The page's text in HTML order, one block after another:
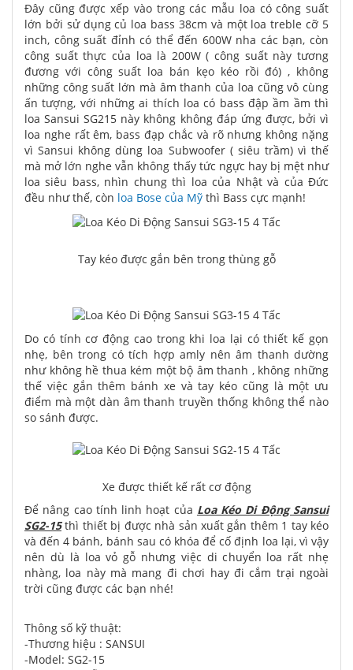
Đây cũng được xếp vào trong các mẫu loa có công suất
lớn bởi sử dụng củ loa bass 38cm và một loa treble cỡ 5
inch, công suất đỉnh có thể đến 600W nha các bạn, còn
công suất thực của loa là 200W ( công suất này tương
đương với công suất loa bán kẹo kéo rồi đó) , không
những công suất lớn mà âm thanh của loa cũng vô cùng
ấn tượng, với những ai thích loa có bass đập ầm ầm thì
loa Sansui SG215 này không không đáp ứng được, bởi vì
loa nghe rất êm, bass đạp chắc và rõ nhưng không nặng
vì Sansui không dùng loa Subwoofer ( siêu trầm) vì thế
mà mở lớn nghe vẫn không thấy tức ngực hay bị mệt như
loa siêu bass, nhìn chung thì loa của Nhật và của Đức
đều như thế, còn loa Bose của Mỹ thì Bass cực mạnh!
Tay kéo được gắn bên trong thùng gỗ
Do có tính cơ động cao trong khi loa lại có thiết kế gọn
nhẹ, bên trong có tích hợp amly nên âm thanh dường
như không hề thua kém một bộ âm thanh , không những
thế việc gắn thêm bánh xe và tay kéo cũng là một ưu
điểm mà một dàn âm thanh truyền thống không thể nào
so sánh được.
Xe được thiết kế rất cơ động
Để nâng cao tính linh hoạt của Loa Kéo Di Động Sansui
SG2-15thì thiết bị được nhà sản xuất gắn thêm 1 tay kéo
và đến 4 bánh, bánh sau có khóa để cố định loa lại, vì vậy
nên dù là loa vỏ gỗ nhưng việc di chuyển loa rất nhẹ
nhàng, loa này mà mang đi chơi hay đi cắm trại ngoài
trời cũng được các bạn nhé!
Thông số kỹ thuật:
-Thương hiệu : SANSUI
-Model: SG2-15